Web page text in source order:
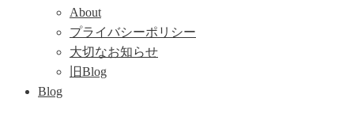
About
プライバシーポリシー
大切なお知らせ
旧Blog
Blog